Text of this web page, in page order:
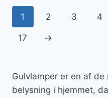
6.845 kr..
5.765
1 2 3 4
17 →
Gulvlamper er en af
belysning i hjemmet,